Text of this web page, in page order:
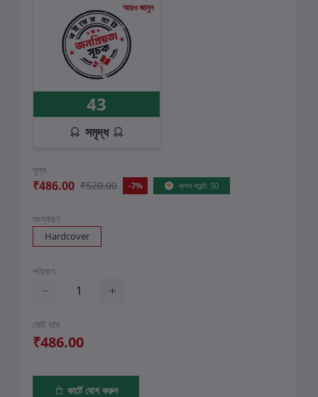
আরও জানুন
43
সমৃদ্ধ
মূল্য
₹486.00 ₹520.00 -7% ক্লাব পয়েন্ট: 50
সংস্করণ
Hardcover
পরিমাণ
মোট দাম
₹486.00
কার্টে যোগ করুন